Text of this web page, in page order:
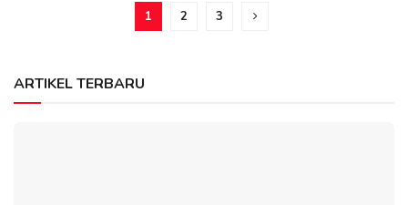
1 2 3
ARTIKEL TERBARU